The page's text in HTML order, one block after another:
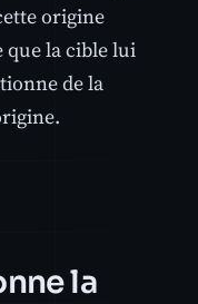
origine
que la cible lui
de la
la